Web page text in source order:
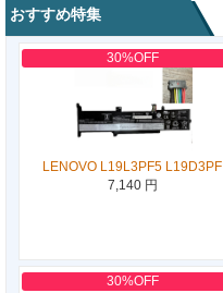
おすすめ特集
30%OFF
LENOVO L19L3PF5 L19D3PF
7,140 円
30%OFF